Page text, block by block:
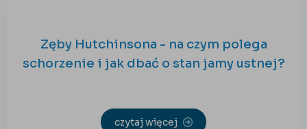
Zęby Hutchinsona - na czym polega
schorzenie i jak dbać o stan jamy ustnej?
czytaj więcej